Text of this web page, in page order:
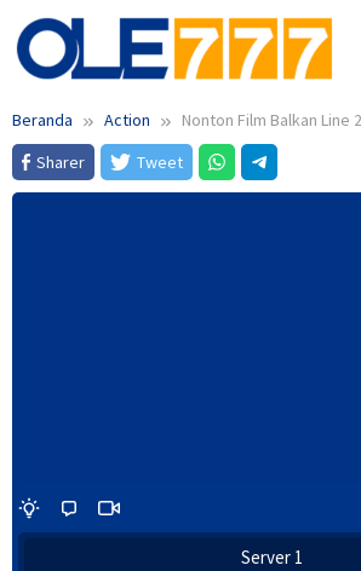
Loncat
ke
konten
Beranda Action
Nonton Film Balkan Line
Sharer
Tweet
Server 1